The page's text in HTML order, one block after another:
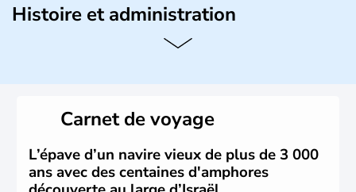
Histoire et administration
L'Israël est un état de la partie est de la Méditerranée,
vrai essor économique dans le domaine des nouvelles
Carnet de voyage
L’épave d’un navire vieux de plus de 3 000
ans avec des centaines d'amphores